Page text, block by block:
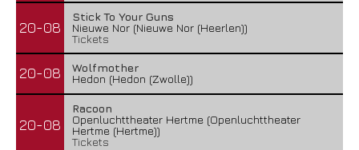
20-08
Stick To Your Guns
Nieuwe Nor (Nieuwe Nor (Heerlen))
Tickets
20-08
Wolfmother
Hedon (Hedon (Zwolle))
20-08
Racoon
Openluchttheater Hertme (Openluchttheater
Hertme (Hertme))
Tickets